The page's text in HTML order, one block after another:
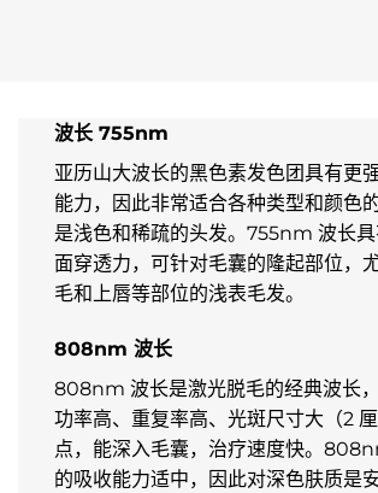
波长 755nm
亚历山大波长的黑色素发色团具有更
能力，因此非常适合各种类型和颜色
是浅色和稀疏的头发。755nm 波长
面穿透力，可针对毛囊的隆起部位，
毛和上唇等部位的浅表毛发。
808nm 波长
808nm 波长是激光脱毛的经典波长
功率高、重复率高、光斑尺寸大（2
点，能深入毛囊，治疗速度快。
的吸收能力适中，因此对深色肤质是